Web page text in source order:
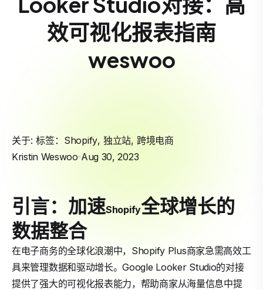
效可视化报表指南
weswoo
关于: 标签： Shopify, 独立站, 跨境电商
Kristin Weswoo Aug 30, 2023
引言：加速Shopify全球增长的
数据整合
在电子商务的全球化浪潮中，Shopify Plus商家急需高效工
具来管理数据和驱动增长。Google Looker Studio的对接
提供了强大的可视化报表能力，帮助商家从海量信息中提